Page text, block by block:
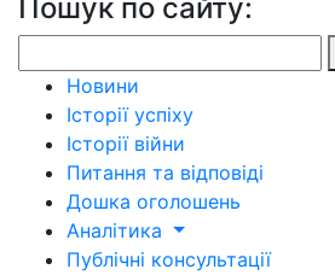
Пошук по сайту:
Новини
Історії успіху
Історії війни
Питання та відповіді
Дошка оголошень
Аналітика
Публічні консультації